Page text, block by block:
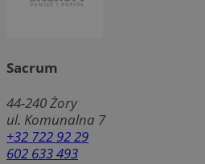
Sacrum
44-240Żory
ul. Komunalna 7
+32 722 92 29
602 633 493